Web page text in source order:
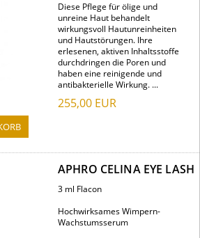
Diese Pflege für ölige und
unreine Haut behandelt
wirkungsvoll Hautunreinheiten
und Hautstörungen. Ihre
erlesenen, aktiven Inhaltsstoffe
durchdringen die Poren und
haben eine reinigende und
antibakterielle Wirkung. ...
255,00 EUR
APHRO CELINA EYE LASH
3 ml Flacon
Hochwirksames Wimpern-
Wachstumsserum